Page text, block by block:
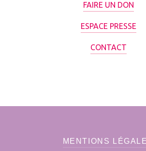
FAIRE UN DON
ESPACE PRESSE
CONTACT
MENTIONS